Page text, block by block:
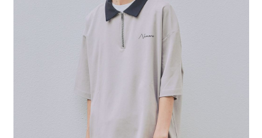
1.本服務係由「台灣大哥大股份有限公司」（以下簡稱本公司）所提供，讓
用戶於交易時，得透過本服務購買商品或服務，並由商店將買賣／分期付款
買賣價金債權讓與本公司後，依約使用本公司帳單繳交帳款。
2.基於同意付款使用「大哥付你分期」之契約關係目的，商店將以您的個人
資料（包含姓名、電話或地址）提供予台灣大哥大進項蒐集、處理及利用，
由本公司與您本人進行分期帳單所需資料之確認、核對及更正。
https://oppay.tw/userRule
ATM／網路銀行／等多元方式進行付款，方視為交易完成。
※ 請注意：結帳手續完成當下不需立刻繳費，但若您需要取消訂單，請聯絡
購買商品的店家。未經商家同意取消之訂單仍視為有效，需透過AFTEE先享
※ 交易是否成功請以「AFTEE先享後付 」之結帳頁面顯示為準，若有關於
https://netprotections.freshdesk.com/support/home
１．透過由恩沛科技股份有限公司提供之「AFTEE先享後付」服務完成之交
易，需依本服務之必要範圍內提供個人資料，並將交易相關給付款項請求債
２．關於個人資料處理事宜，請瀏覽以下網址：
https://aftee.tw/terms/#terms3
每筆NT$80，滿NT$1,500(含以上)免運費
每筆NT$80，滿NT$1,500(含以上)免運費